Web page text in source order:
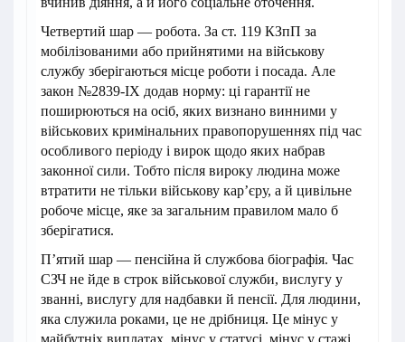
Четвертий шар — робота. За ст. 119 КЗпП за
мобілізованими або прийнятими на військову
службу зберігаються місце роботи і посада. Але
закон №2839-IX додав норму: ці гарантії не
поширюються на осіб, яких визнано винними у
військових кримінальних правопорушеннях під час
особливого періоду і вирок щодо яких набрав
законної сили. Тобто після вироку людина може
втратити не тільки військову кар’єру, а й цивільне
робоче місце, яке за загальним правилом мало б
зберігатися.
П’ятий шар — пенсійна й службова біографія. Час
СЗЧ не йде в строк військової служби, вислугу у
званні, вислугу для надбавки й пенсії. Для людини,
яка служила роками, це не дрібниця. Це мінус у